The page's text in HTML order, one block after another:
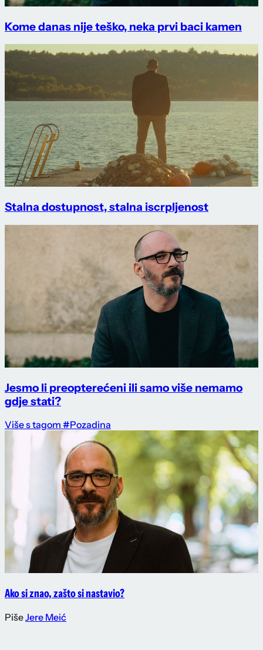
Kome danas nije teško, neka prvi baci kamen
Stalna dostupnost, stalna iscrpljenost
Jesmo li preopterećeni ili samo više nemamo
gdje stati?
Više s tagom #Pozadina
Ako si znao, zašto si nastavio?
PišeJere Meić